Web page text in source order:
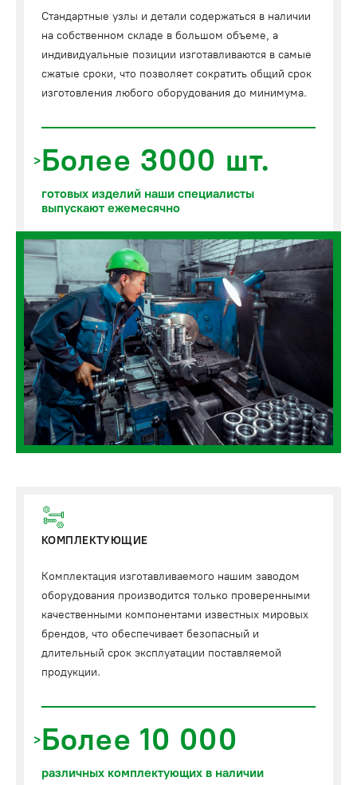
Стандартные узлы и детали содержаться в наличии
на собственном складе в большом объеме, а
индивидуальные позиции изготавливаются в самые
сжатые сроки, что позволяет сократить общий срок
изготовления любого оборудования до минимума.
Более 3000 шт.
готовых изделий наши специалисты
выпускают ежемесячно
КОМПЛЕКТУЮЩИЕ
Комплектация изготавливаемого нашим заводом
оборудования производится только проверенными
качественными компонентами известных мировых
брендов, что обеспечивает безопасный и
длительный срок эксплуатации поставляемой
продукции.
Более 10 000
различных комплектующих в наличии